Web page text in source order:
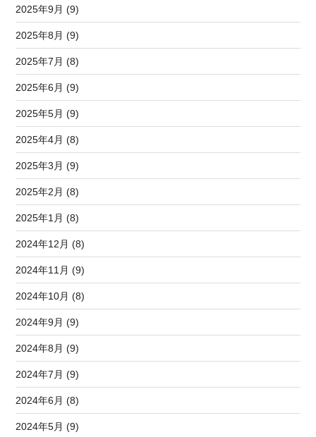
2025年9月 (9)
2025年8月 (9)
2025年7月 (8)
2025年6月 (9)
2025年5月 (9)
2025年4月 (8)
2025年3月 (9)
2025年2月 (8)
2025年1月 (8)
2024年12月 (8)
2024年11月 (9)
2024年10月 (8)
2024年9月 (9)
2024年8月 (9)
2024年7月 (9)
2024年6月 (8)
2024年5月 (9)